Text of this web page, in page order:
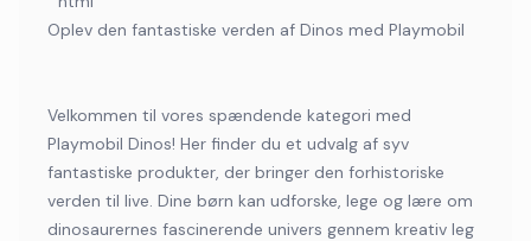
Oplev den fantastiske verden af Dinos med Playmobil
Velkommen til vores spændende kategori med
Playmobil Dinos! Her finder du et udvalg af syv
fantastiske produkter, der bringer den forhistoriske
verden til live. Dine børn kan udforske, lege og lære om
dinosaurernes fascinerende univers gennem kreativ leg